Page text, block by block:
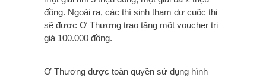
đồng. Ngoài ra, các thí sinh tham dự cuộc thi
sẽ được Ơ Thương trao tặng một voucher trị
giá 100.000 đồng.
Ơ Thương được toàn quyền sử dụng hình